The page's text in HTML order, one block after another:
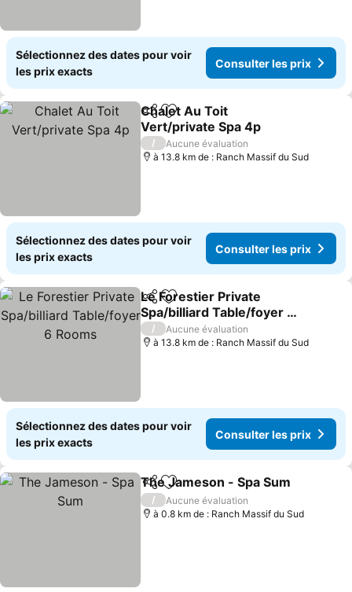
Sélectionnez des dates pour voir
les prix exacts
Consulter les prix
PartagerAjouter à mes favoris
Chalet Au Toit
Vert/private Spa 4p
Consulter les prix
/
Aucune évaluation
à 13.8 km de : Ranch Massif du Sud
Sélectionnez des dates pour voir
les prix exacts
Consulter les prix
PartagerAjouter à mes favoris
Le Forestier Private
Spa/billiard Table/foyer 6
Rooms
Consulter les prix
/
Aucune évaluation
à 13.8 km de : Ranch Massif du Sud
Sélectionnez des dates pour voir
les prix exacts
Consulter les prix
PartagerAjouter à mes favoris
The Jameson - Spa Sum
/
Aucune évaluation
à 0.8 km de : Ranch Massif du Sud